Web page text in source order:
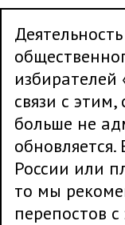
избирателей
связи с
больше не
России или
то мы
перепостов с